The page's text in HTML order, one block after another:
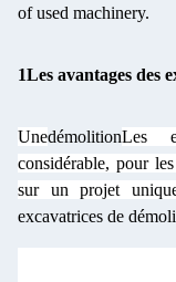
of used machinery.
1Les avantages des
UnedémolitionLes
considérable, pour
sur un projet
excavatrices de